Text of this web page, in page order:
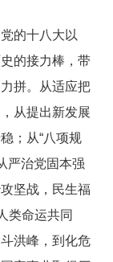
的十八大以
的接力棒，带
拼。从适应把
从提出新发展
；从“八项规
严治党固本强
坚战，民生福
类命运共同
洪峰，到化危